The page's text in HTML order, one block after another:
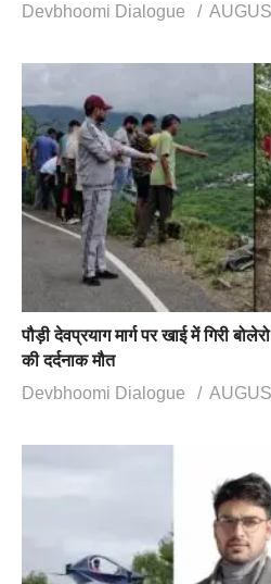
Devbhoomi Dialogue
पौड़ी देवप्रयाग मार्ग पर खाई में गिरी
की दर्दनाक मौत
Devbhoomi Dialogue